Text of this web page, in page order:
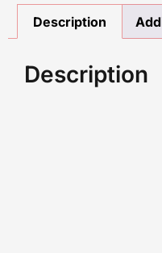
Description
Description